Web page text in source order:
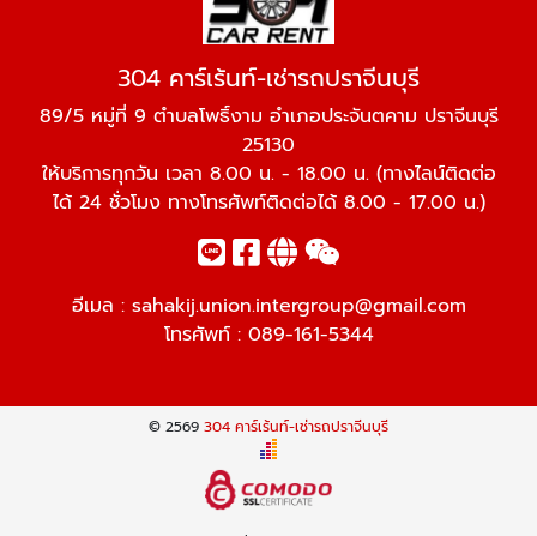
304 คาร์เร้นท์-เช่ารถปราจีนบุรี
89/5 หมู่ที่ 9 ตำบลโพธิ์งาม อำเภอประจันตคาม ปราจีนบุรี
25130
ให้บริการทุกวัน เวลา 8.00 น. - 18.00 น. (ทางไลน์ติดต่อ
ได้ 24 ชั่วโมง ทางโทรศัพท์ติดต่อได้ 8.00 - 17.00 น.)
อีเมล : sahakij.union.intergroup@gmail.com
โทรศัพท์ : 089-161-5344
© 2569 304 คาร์เร้นท์-เช่ารถปราจีนบุรี